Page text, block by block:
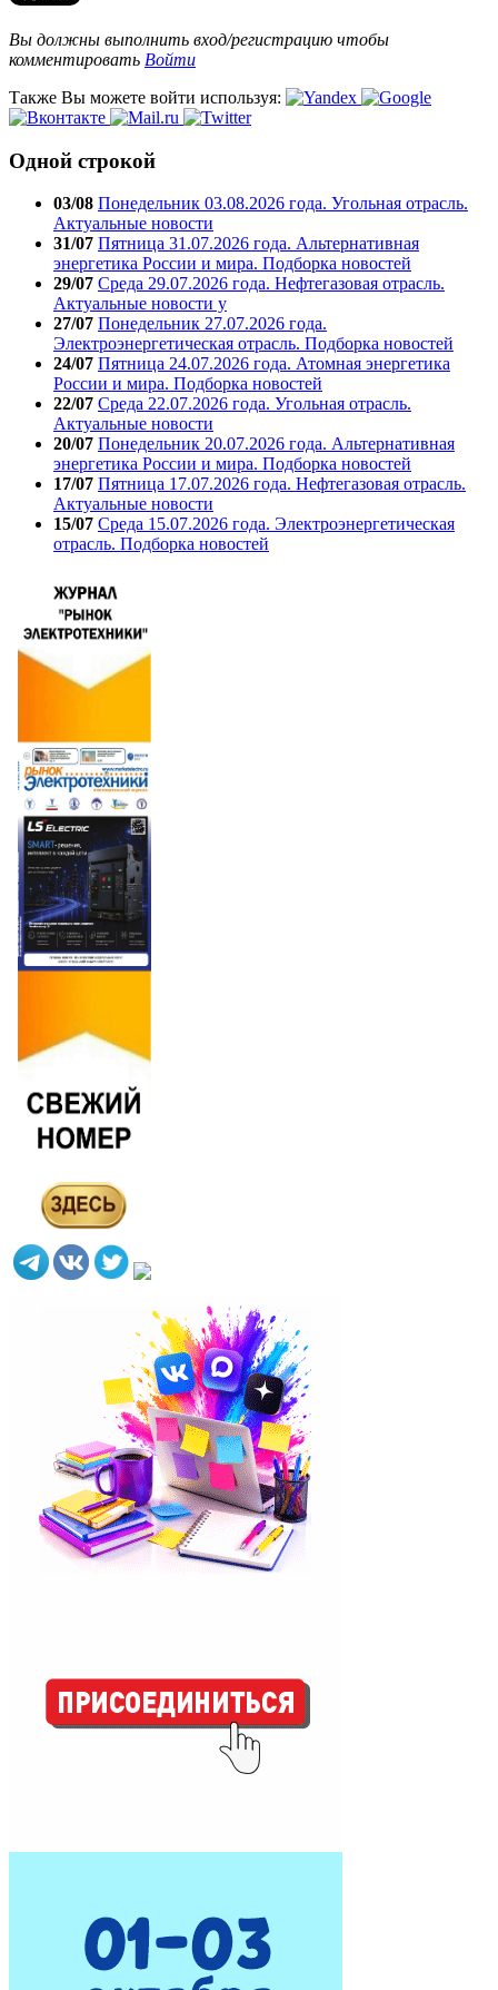
Вы должны выполнить вход/регистрацию чтобы
комментировать Войти
Также Вы можете войти используя:
Одной строкой
03/08 Понедельник 03.08.2026 года. Угольная отрасль.
Актуальные новости
31/07 Пятница 31.07.2026 года. Альтернативная
энергетика России и мира. Подборка новостей
29/07 Среда 29.07.2026 года. Нефтегазовая отрасль.
Актуальные новости у
27/07 Понедельник 27.07.2026 года.
Электроэнергетическая отрасль. Подборка новостей
24/07 Пятница 24.07.2026 года. Атомная энергетика
России и мира. Подборка новостей
22/07 Среда 22.07.2026 года. Угольная отрасль.
Актуальные новости
20/07 Понедельник 20.07.2026 года. Альтернативная
энергетика России и мира. Подборка новостей
17/07 Пятница 17.07.2026 года. Нефтегазовая отрасль.
Актуальные новости
15/07 Среда 15.07.2026 года. Электроэнергетическая
отрасль. Подборка новостей